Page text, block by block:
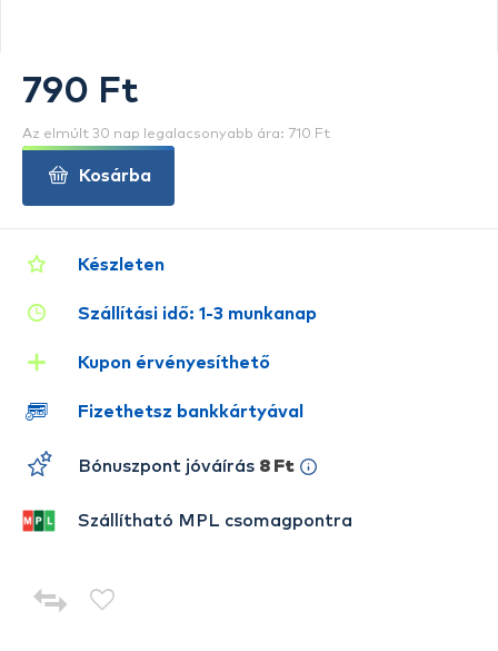
Készleten
Szállítási idő: 1-3 munkanap
Kupon érvényesíthető
Fizethetsz bankkártyával
Bónuszpont jóváírás 8 Ft
Szállítható MPL csomagpontra
790 Ft
Az elmúlt 30 nap legalacsonyabb ára: 710 Ft
Kosárba